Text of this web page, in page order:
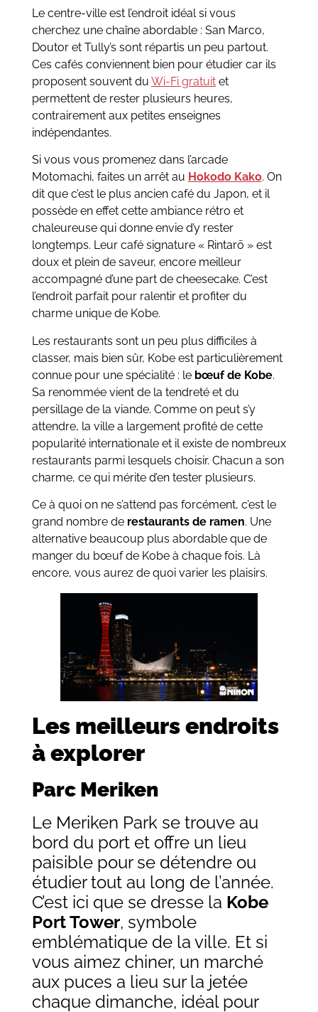
Le centre-ville est l’endroit idéal si vous
cherchez une chaîne abordable : San Marco,
Doutor et Tully’s sont répartis un peu partout.
Ces cafés conviennent bien pour étudier car ils
proposent souvent du Wi-Fi gratuitet
permettent de rester plusieurs heures,
contrairement aux petites enseignes
indépendantes.
Si vous vous promenez dans l’arcade
Motomachi, faites un arrêt au Hokodo Kako. On
dit que c’est le plus ancien café du Japon, et il
possède en effet cette ambiance rétro et
chaleureuse qui donne envie d’y rester
longtemps. Leur café signature « Rintarō » est
doux et plein de saveur, encore meilleur
accompagné d’une part de cheesecake. C’est
l’endroit parfait pour ralentir et profiter du
charme unique de Kobe.
Les restaurants sont un peu plus difficiles à
classer, mais bien sûr, Kobe est particulièrement
connue pour une spécialité : le bœuf de Kobe.
Sa renommée vient de la tendreté et du
persillage de la viande. Comme on peut s’y
attendre, la ville a largement profité de cette
popularité internationale et il existe de nombreux
restaurants parmi lesquels choisir. Chacun a son
charme, ce qui mérite d’en tester plusieurs.
Ce à quoi on ne s’attend pas forcément, c’est le
grand nombre de restaurants de ramen. Une
alternative beaucoup plus abordable que de
manger du bœuf de Kobe à chaque fois. Là
encore, vous aurez de quoi varier les plaisirs.
Les meilleurs endroits
à explorer
Parc Meriken
Le Meriken Park se trouve au
bord du port et offre un lieu
paisible pour se détendre ou
étudier tout au long de l’année.
C’est ici que se dresse la Kobe
Port Tower, symbole
emblématique de la ville. Et si
vous aimez chiner, un marché
aux puces a lieu sur la jetée
chaque dimanche, idéal pour